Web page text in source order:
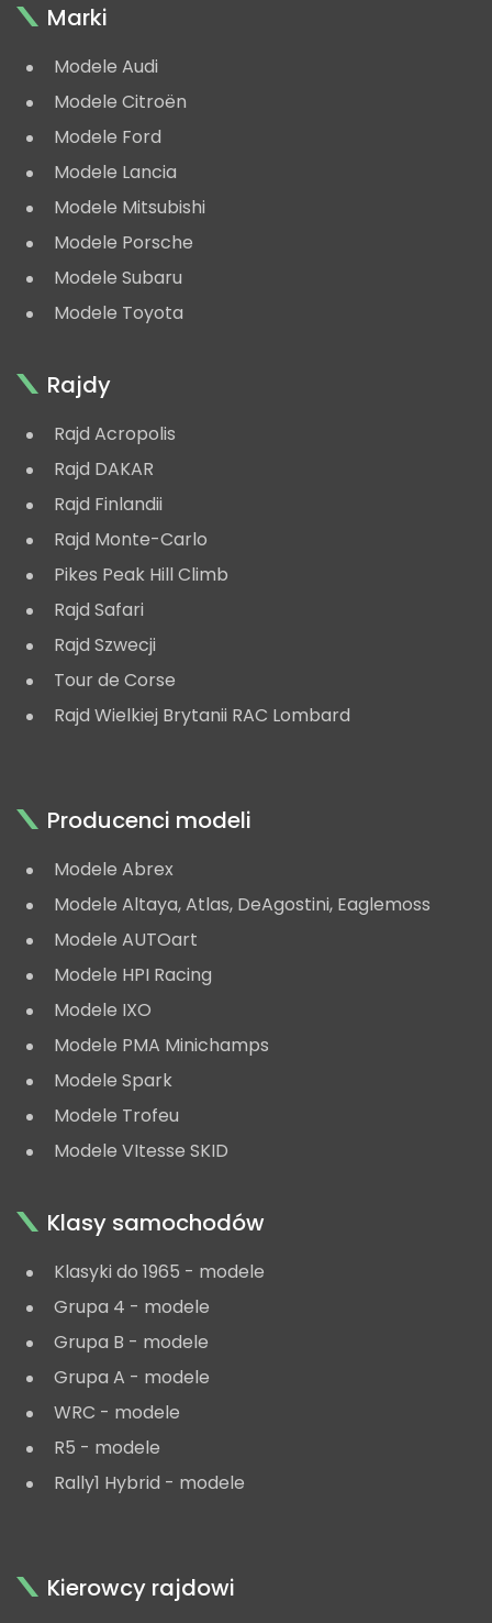
Marki
Modele Audi
Modele Citroën
Modele Ford
Modele Lancia
Modele Mitsubishi
Modele Porsche
Modele Subaru
Modele Toyota
Rajdy
Rajd Acropolis
Rajd DAKAR
Rajd Finlandii
Rajd Monte-Carlo
Pikes Peak Hill Climb
Rajd Safari
Rajd Szwecji
Tour de Corse
Rajd Wielkiej Brytanii RAC Lombard
Producenci modeli
Modele Abrex
Modele Altaya, Atlas, DeAgostini, Eaglemoss
Modele AUTOart
Modele HPI Racing
Modele IXO
Modele PMA Minichamps
Modele Spark
Modele Trofeu
Modele VItesse SKID
Klasy samochodów
Klasyki do 1965 - modele
Grupa 4 - modele
Grupa B - modele
Grupa A - modele
WRC - modele
R5 - modele
Rally1 Hybrid - modele
Kierowcy rajdowi